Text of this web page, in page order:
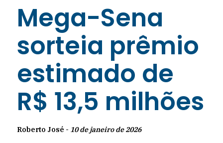
Mega-Sena
sorteia prêmio
estimado de
R$ 13,5 milhões
Roberto José - 10 de janeiro de 2026